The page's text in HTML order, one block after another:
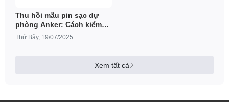
Thu hồi mẫu pin sạc dự
phòng Anker: Cách kiểm
tra serial và đổi trả sản
phẩm mới
Thứ Bảy, 19/07/2025
Xem tất cả